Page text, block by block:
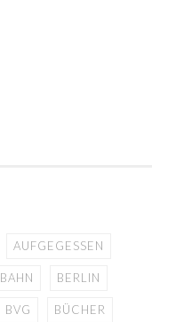
AUFGEGESSEN
BAHN BERLIN
BVG BÜCHER